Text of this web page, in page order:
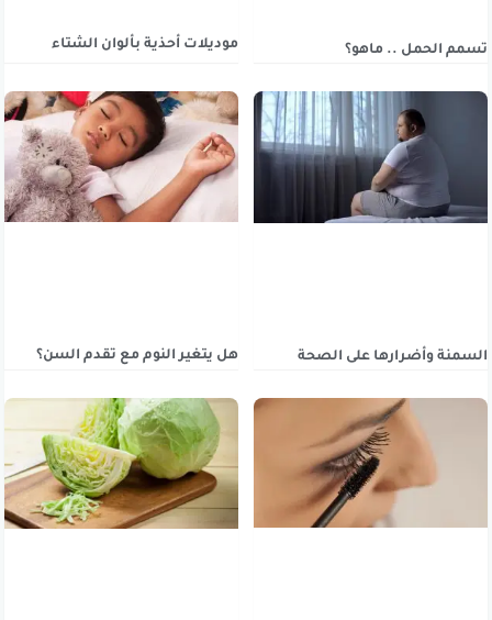
تسمم الحمل .. ماهو؟ موديلات أحذية بألوان الشتاء
السمنة وأضرارها على الصحة هل يتغير النوم مع تقدم السن؟